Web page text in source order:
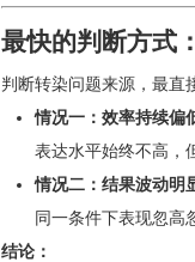
最快的判断方式
判断转染问题来源，最直
情况一：效率持续偏
表达水平始终不高，
情况二：结果波动明
同一条件下表现忽高
结论：